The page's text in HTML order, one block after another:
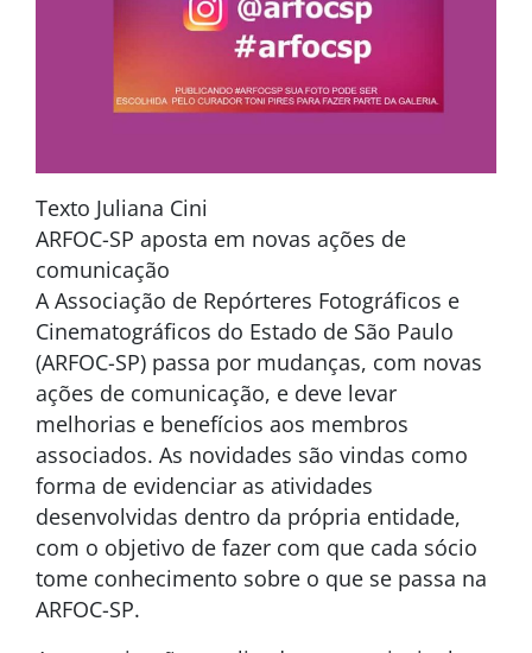
Texto Juliana Cini
ARFOC-SP aposta em novas ações de
comunicação
A Associação de Repórteres Fotográficos e
Cinematográficos do Estado de São Paulo
(ARFOC-SP) passa por mudanças, com novas
ações de comunicação, e deve levar
melhorias e benefícios aos membros
associados. As novidades são vindas como
forma de evidenciar as atividades
desenvolvidas dentro da própria entidade,
com o objetivo de fazer com que cada sócio
tome conhecimento sobre o que se passa na
ARFOC-SP.